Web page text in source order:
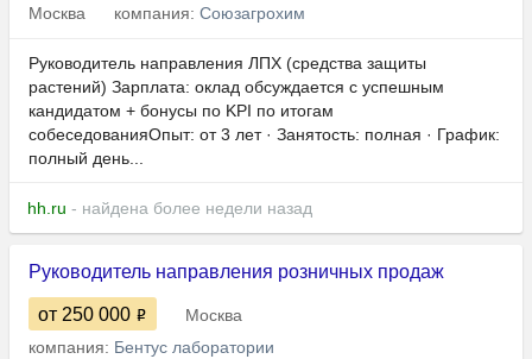
Москва компания: Союзагрохим
Руководитель направления ЛПХ (средства защиты
растений) Зарплата: оклад обсуждается с успешным
кандидатом + бонусы по KPI по итогам
собеседованияОпыт: от 3 лет · Занятость: полная · График:
полный день...
hh.ru - найдена более недели назад
Руководитель направления розничных продаж
от 250 000
Москва
компания: Бентус лаборатории